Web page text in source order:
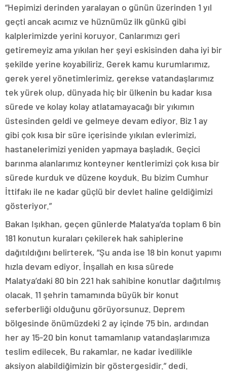
“Hepimizi derinden yaralayan o günün üzerinden 1 yıl
geçti ancak acımız ve hüznümüz ilk günkü gibi
kalplerimizde yerini koruyor. Canlarımızı geri
getiremeyiz ama yıkılan her şeyi eskisinden daha iyi bir
şekilde yerine koyabiliriz. Gerek kamu kurumlarımız,
gerek yerel yönetimlerimiz, gerekse vatandaşlarımız
tek yürek olup, dünyada hiç bir ülkenin bu kadar kısa
sürede ve kolay kolay atlatamayacağı bir yıkımın
üstesinden geldi ve gelmeye devam ediyor. Biz 1 ay
gibi çok kısa bir süre içerisinde yıkılan evlerimizi,
hastanelerimizi yeniden yapmaya başladık. Geçici
barınma alanlarımız konteyner kentlerimizi çok kısa bir
sürede kurduk ve düzene koyduk. Bu bizim Cumhur
İttifakı ile ne kadar güçlü bir devlet haline geldiğimizi
gösteriyor.”
Bakan Işıkhan, geçen günlerde Malatya’da toplam 6 bin
181 konutun kuraları çekilerek hak sahiplerine
dağıtıldığını belirterek, “Şu anda ise 18 bin konut yapımı
hızla devam ediyor. İnşallah en kısa sürede
Malatya’daki 80 bin 221 hak sahibine konutlar dağıtılmış
olacak. 11 şehrin tamamında büyük bir konut
seferberliği olduğunu görüyorsunuz. Deprem
bölgesinde önümüzdeki 2 ay içinde 75 bin, ardından
her ay 15-20 bin konut tamamlanıp vatandaşlarımıza
teslim edilecek. Bu rakamlar, ne kadar ivedilikle
aksiyon alabildiğimizin bir göstergesidir.” dedi.